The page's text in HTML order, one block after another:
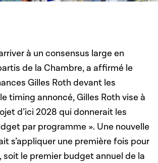
à un consensus large en
de la Chambre, a affirmé le
Gilles Roth devant les
timing annoncé, Gilles Roth vise à
d’ici 2028 qui donnerait les
par programme ». Une nouvelle
s’appliquer une première fois pour
le premier budget annuel de la